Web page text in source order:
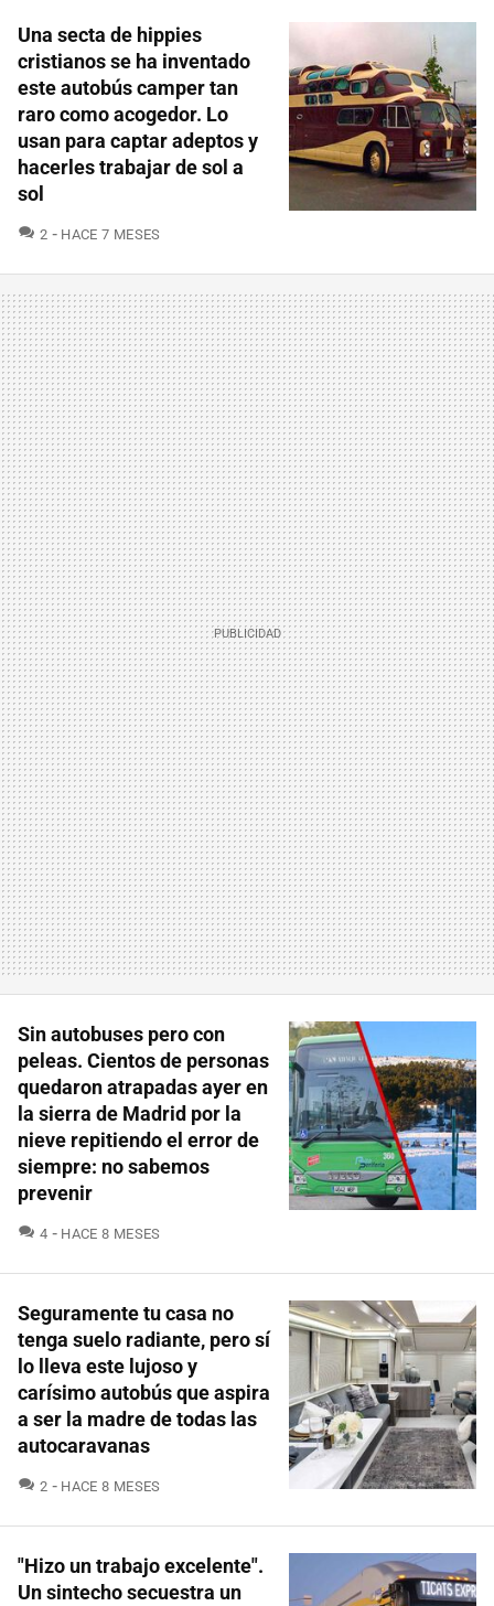
Una secta de hippies
cristianos se ha inventado
este autobús camper tan
raro como acogedor. Lo
usan para captar adeptos y
hacerles trabajar de sol a
sol
2 COMENTARIOS
HACE 7 MESES
Sin autobuses pero con
peleas. Cientos de personas
quedaron atrapadas ayer en
la sierra de Madrid por la
nieve repitiendo el error de
siempre: no sabemos
prevenir
4 COMENTARIOS
HACE 8 MESES
Seguramente tu casa no
tenga suelo radiante, pero sí
lo lleva este lujoso y
carísimo autobús que aspira
a ser la madre de todas las
autocaravanas
2 COMENTARIOS
HACE 8 MESES
"Hizo un trabajo excelente".
Un sintecho secuestra un